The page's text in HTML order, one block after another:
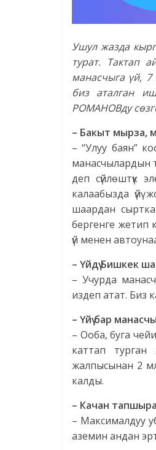
Ушул жазда
турат. Тактап
манасчыга үй,
биз аталган
РОМАНОВду
– Бакыт мырза,
– “Улуу баян”
манасчылардын
деп сүйлөштүк
калаабызда
шаардан
бергенге
үй менен
– Үйдү Бишкек
– Учурда
издеп атат. Биз
– Үйү бар
– Ооба, буга
каттап
жалпысынан 2
калды.
– Качан
– Максималдуу
аземин андан